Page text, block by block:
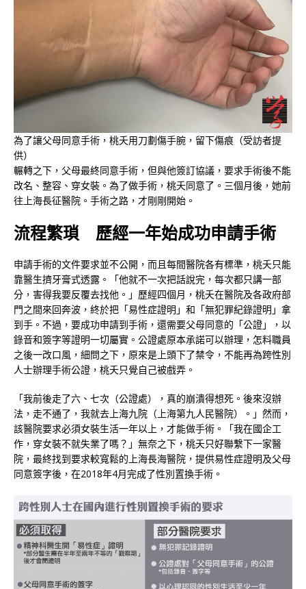
為了讓父母同意手術，桃夭用刀劃傷手腕，留下傷痕（受訪者提
供）
輾轉之下，父母最終同意手術，但與他簽訂協議，要求手術後不能
改名、整容、穿女裝。為了做手術，桃夭同意了。三個月後，她前
往上海長征醫院。手術之路，才剛剛開始。
流程繁瑣 歷經一年始成功申請手術
申請手術的文件要求並不公開，而且每間醫院各有標準，桃夭只能
靠醫生擠牙膏式透露。「他就不一次把話說完，每次都只講一部
分，害得我要反覆去找他。」歷經四個月，桃夭在醫院及各政府部
門之間來回奔波，終於把「易性症證明」和「無犯罪紀錄證明」拿
到手。不過，要成功申請到手術，還需要父母同意的「公證」，以
錄音和簽字等證明一切屬實。公證處原本承諾可以辦理，怎料職員
之後一改口風，細問之下，原來是上頭下了禁令，不能再為跨性別
人士辦理手術公證，桃夭只覺自己被戲弄。
「我前後走了六、七次（公證處），真的崩潰得想死。後來沒辦
法，走不通了，我就去上海九院（上海第九人民醫院）。」然而，
該醫院要求必須女裝生活一年以上，才能做手術。「我在國企工
作，穿女裝不就失業了嗎？」無奈之下，桃夭只好聯繫下一家醫
院，最終找到要求較寬鬆的上海長海醫院，提供易性症證明及父母
同意簽字後，在2018年4月完成了性別置換手術。